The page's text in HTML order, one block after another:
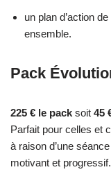
un plan d’action
ensemble.
Pack
225 € le pack soit 45
Parfait pour celles et
à raison d’une
motivant et progressif.